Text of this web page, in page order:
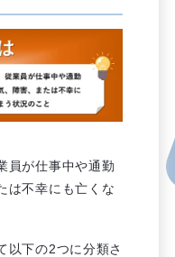
員が仕事中や通勤
は不幸にも亡くな
以下の2つに分類さ